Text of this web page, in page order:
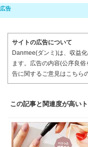
サイトの広告について
Danmee(ダンミ)は、収益
ます。広告の内容(公序良
告に関するご意見はこちら
この記事と関連度が高い